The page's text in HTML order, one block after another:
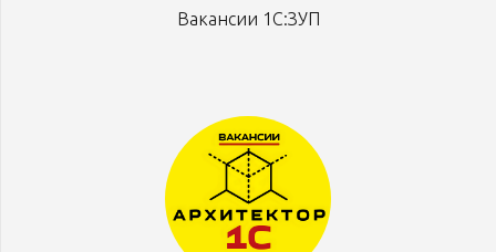
Вакансии 1С:ЗУП